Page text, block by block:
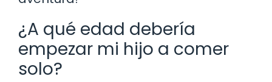
¿A qué edad debería
empezar mi hijo a comer
solo?